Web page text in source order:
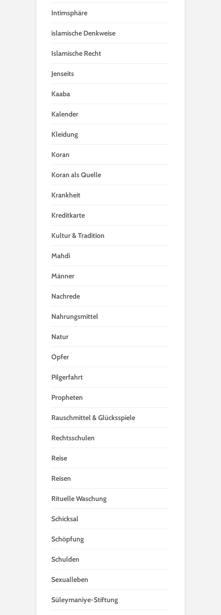
Intimsphäre
islamische Denkweise
Islamische Recht
Jenseits
Kaaba
Kalender
Kleidung
Koran
Koran als Quelle
Krankheit
Kreditkarte
Kultur & Tradition
Mahdi
Männer
Nachrede
Nahrungsmittel
Natur
Opfer
Pilgerfahrt
Propheten
Rauschmittel & Glücksspiele
Rechtsschulen
Reise
Reisen
Rituelle Waschung
Schicksal
Schöpfung
Schulden
Sexualleben
Süleymaniye-Stiftung